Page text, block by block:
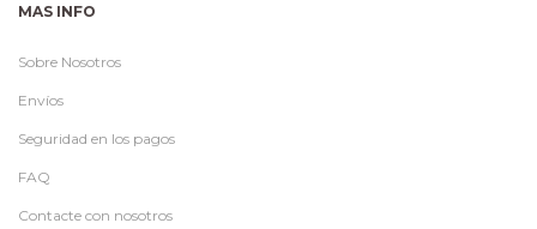
MAS INFO
Sobre Nosotros
Envíos
Seguridad en los pagos
FAQ
Contacte con nosotros